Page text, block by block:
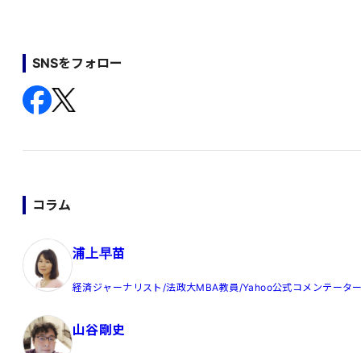
SNSをフォロー
コラム
浦上早苗
経済ジャーナリスト/法政大MBA教員/Yahoo公式コメンテータ
山谷剛史